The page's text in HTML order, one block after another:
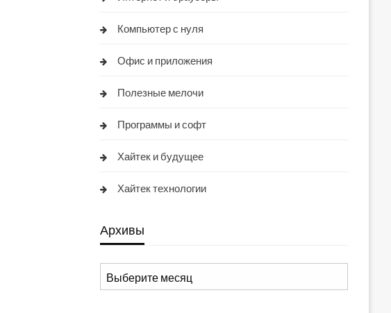
Компьютер с нуля
Офис и приложения
Полезные мелочи
Программы и софт
Хайтек и будущее
Хайтек технологии
Архивы
Архивы